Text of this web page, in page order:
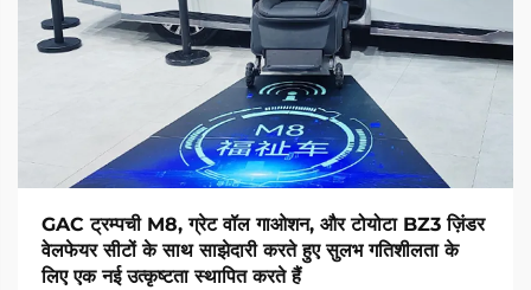
GAC ट्रम्पची M8, ग्रेट वॉल गाओशन, और टोयोटा BZ3 ज़िंडर
वेलफेयर सीटों के साथ साझेदारी करते हुए सुलभ गतिशीलता के
लिए एक नई उत्कृष्टता स्थापित करते हैं